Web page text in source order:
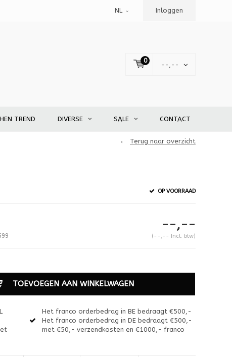
NL Inloggen
0
--,--
TREND DIVERSE SALE CONTACT
Terug naar overzicht
OP VOORRAAD
--,--
(--,-- Incl. btw)
TOEVOEGEN AAN WINKELWAGEN
Het franco orderbedrag in BE bedraagt €500,-
Het franco orderbedrag in DE bedraagt €500,-
met €50,- verzendkosten en €1000,- franco